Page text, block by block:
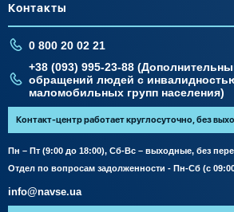
Контакты
0 800 20 02 21
+38 (093) 995-23-88
обращений людей с
маломобильных групп населения)
Контакт-центр работает круглосуточно, без
Пн – Пт (9:00 до 18:00), Сб-Вс – выходные, без
Отдел по вопросам задолженности - Пн-Сб (с
info@navse.ua